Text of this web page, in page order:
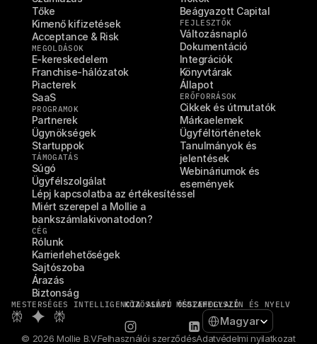
Tőke
Kimenő kifizetések
Acceptance & Risk
MEGOLDÁSOK
E-kereskedelem
Franchise-hálózatok
Piacterek
SaaS
PROGRAMOK
Partnerek
Ügynökségek
Startuppok
TÁMOGATÁS
Súgó
Ügyfélszolgálat
Lépj kapcsolatba az értékesítéssel
Miért szerepel a Mollie a
bankszámlakivonatodon?
CÉG
Rólunk
Karrierlehetőségek
Sajtószoba
Árazás
Biztonság
Beágyazott Capital
FEJLESZTŐK
Változásnapló
Dokumentáció
Integrációk
Könyvtárak
Állapot
ERŐFORRÁSOK
Cikkek és útmutatók
Márkaelemek
Ügyféltörténetek
Tanulmányok és
jelentések
Webináriumok és
események
MESTERSÉGES INTELLIGENCIA ALAPÚ ÖSSZEFOGLALÓ
KÖZÖSSÉGI MÉDIAHELYSZÍN ÉS NYELV
Select Language
Magyar
© 2026 Mollie B.V.Felhasználói szerződésAdatvédelmi nyilatkozat